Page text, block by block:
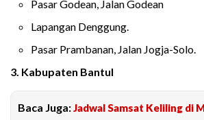
Pasar Godean, Jalan Godean
Lapangan Denggung.
Pasar Prambanan, Jalan Jogja-Solo.
3. Kabupaten Bantul
Baca Juga:Jadwal Samsat Keliling di